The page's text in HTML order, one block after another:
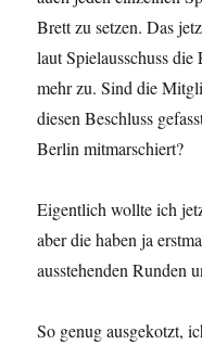
Brett zu setzen. Das
laut Spielausschuss
mehr zu. Sind die
diesen Beschluss
Berlin mitmarschiert?
Eigentlich wollte ich
aber die haben ja
ausstehenden Runden
So genug ausgekotzt,